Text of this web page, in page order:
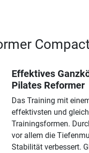
Effektives
Pilates Reformer
Das Training mit
effektivsten und
Trainingsformen.
vor allem die
Stabilität verbessert.